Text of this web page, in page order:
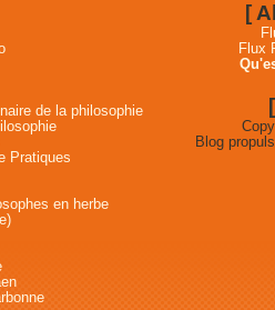
de la philosophie
Pratiques
en herbe
[
Flux
Blog